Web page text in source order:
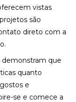
vistas
são
direto com a
demonstram que
quanto
e
se e comece a